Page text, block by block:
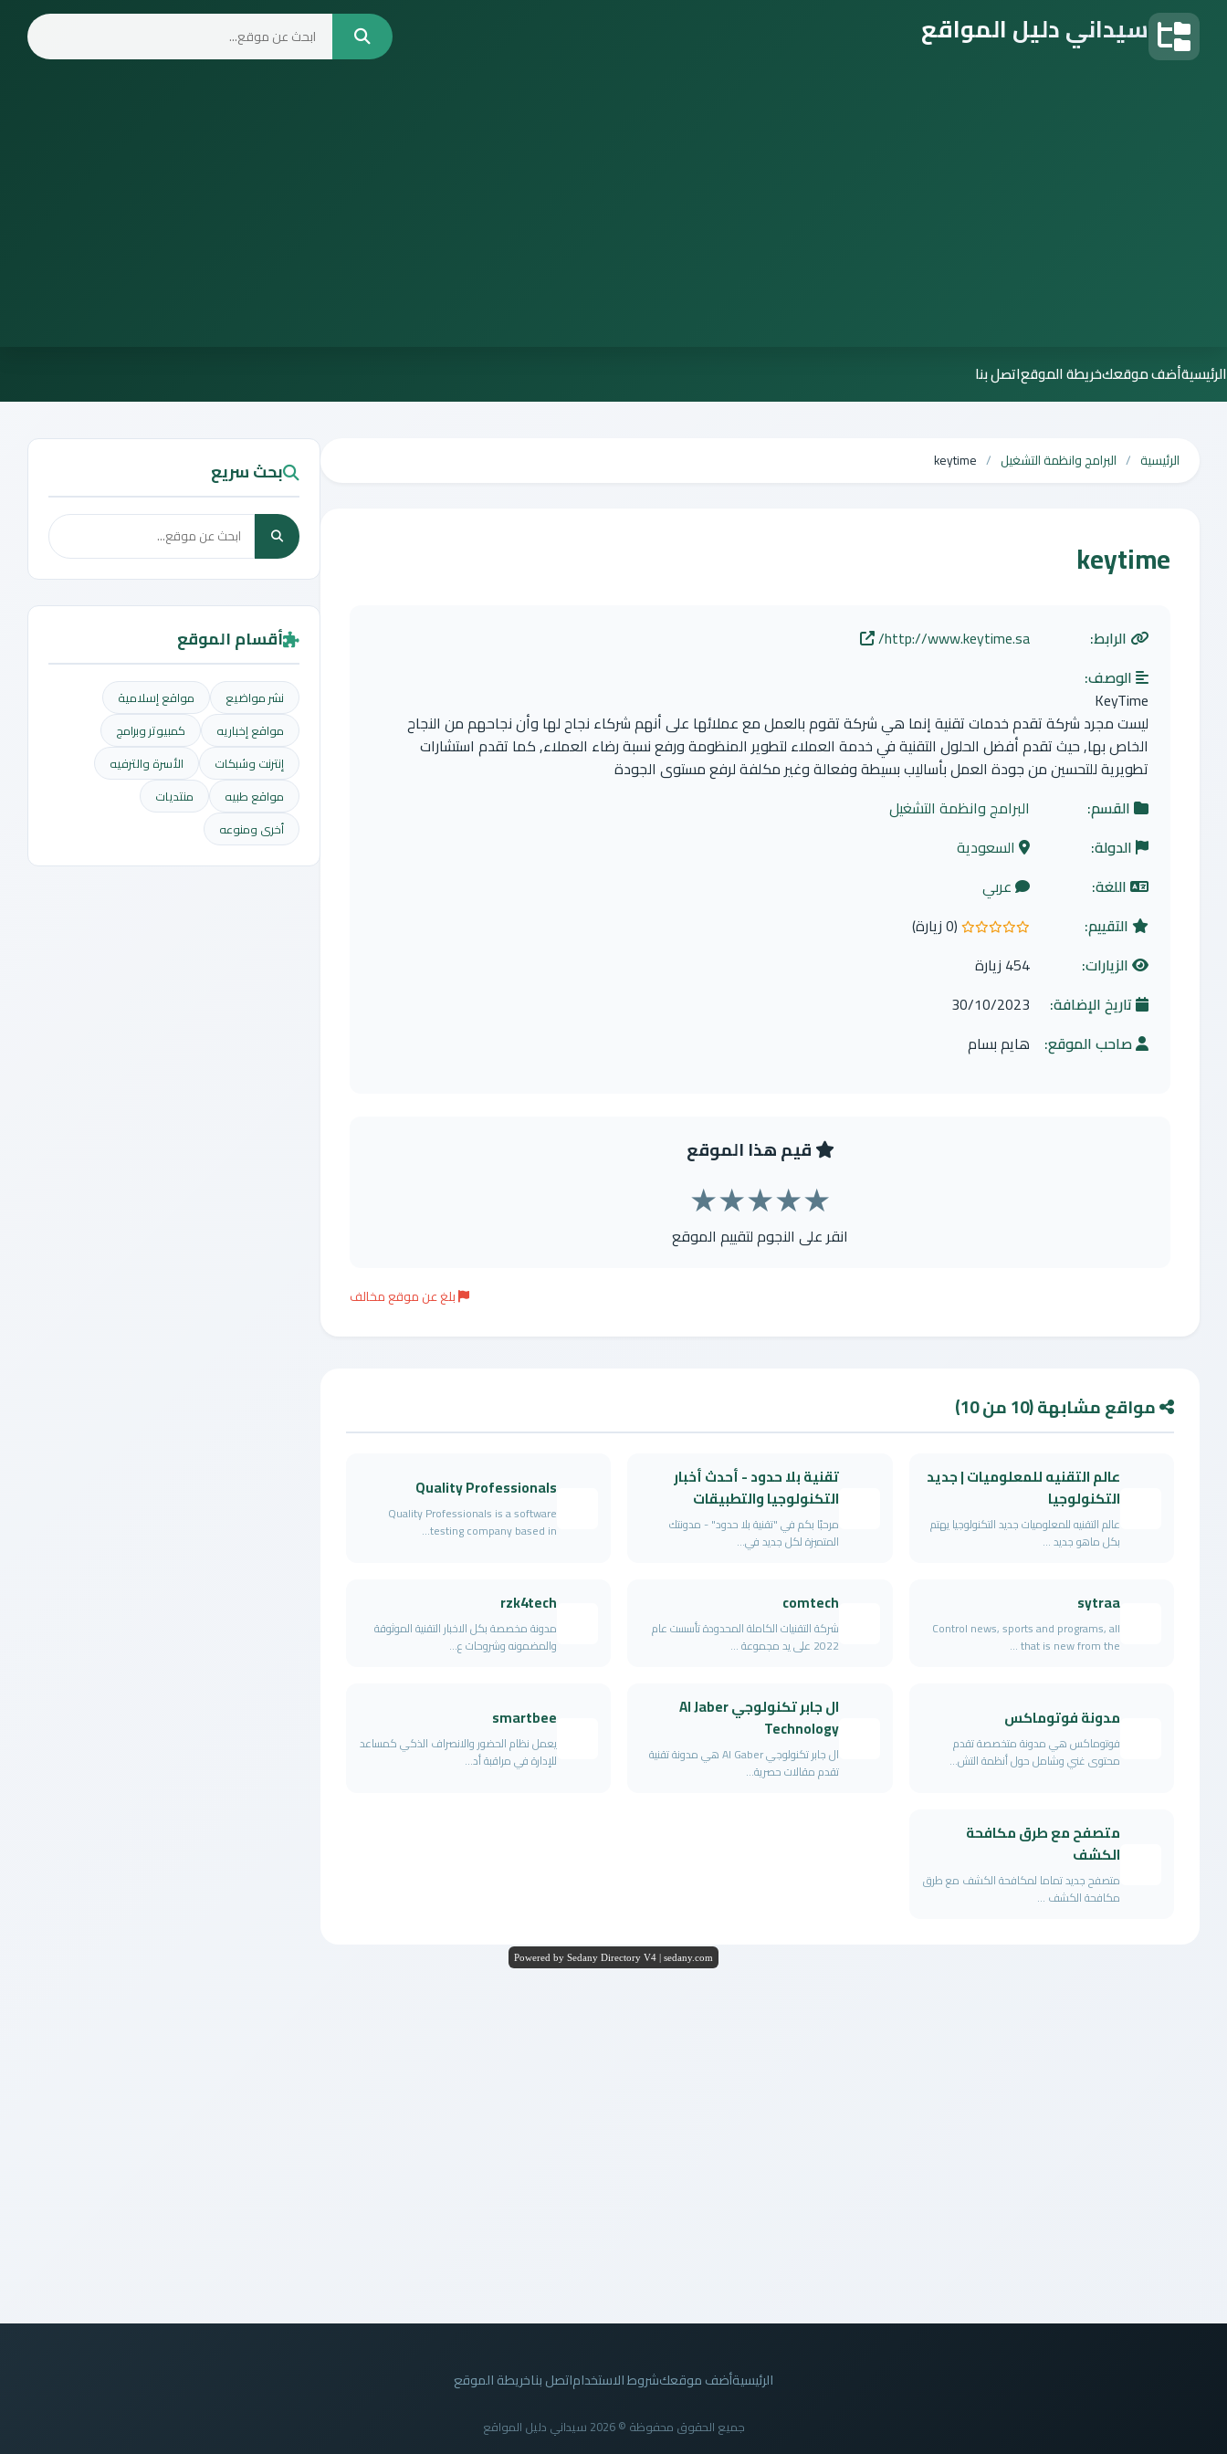
سيداني دليل المواقع
الرئيسيةأضف موقعكخريطة الموقعاتصل بنا
الرئيسية البرامج وانظمة التشغيل keytime
keytime
الرابط:
http://www.keytime.sa/
الوصف:
KeyTime
ليست مجرد شركة تقدم خدمات تقنية إنما هي شركة تقوم بالعمل مع عملائها على أنهم شركاء نجاح لها وأن نجاحهم من النجاح
الخاص بها, حيث تقدم أفضل الحلول التقنية في خدمة العملاء لتطوير المنظومة ورفع نسبة رضاء العملاء, كما تقدم استشارات
تطويرية للتحسين من جودة العمل بأساليب بسيطة وفعالة وغير مكلفة لرفع مستوى الجودة
القسم:
البرامج وانظمة التشغيل
الدولة:
السعودية
اللغة:
عربي
التقييم:
0.0 من 5 نجوم
(0 زيارة)
الزيارات:
454 زيارة
تاريخ الإضافة:
30/10/2023
صاحب الموقع: هايم بسام
قيم هذا الموقع
★
★
★
★
★
انقر على النجوم لتقييم الموقع
بلغ عن موقع مخالف
مواقع مشابهة (10 من 10)
عالم التقنيه للمعلوميات | جديد
التكنولوجيا
عالم التقنيه للمعلوميات جديد التكنولوجيا يهتم
بكل ماهو جديد ...
تقنية بلا حدود - أحدث أخبار
التكنولوجيا والتطبيقات
مرحبًا بكم في "تقنية بلا حدود" - مدونتك
المتميزة لكل جديد في...
Quality Professionals
Quality Professionals is a software
testing company based in...
sytraa
Control news, sports and programs, all
that is new from the ...
comtech
شركة التقنيات الكاملة المحدودة تأسست عام
2022 على يد مجموعة ...
rzk4tech
مدونة مخصصة بكل الاخبار التقنية الموثوقة
والمضمونه وشروحات ع...
مدونة فوتوماكس
فوتوماكس هي مدونة متخصصة تقدم
محتوى غني وشامل حول أنظمة التش...
ال جابر تكنولوجي Al Jaber
Technology
ال جابر تكنولوجي Al Gaber هي مدونة تقنية
تقدم مقالات حصرية...
smartbee
يعمل نظام الحضور والانصراف الذكي كمساعد
للإدارة في مراقبة أد...
متصفح مع طرق مكافحة
الكشف
متصفح جديد تماما لمكافحة الكشف مع طرق
مكافحة الكشف ...
بحث سريع
أقسام الموقع
نشر مواضيع
مواقع إسلامية
مواقع إخباريه
كمبيوتر وبرامج
إنترنت وشبكات
الأسرة والترفيه
مواقع طبيه
منتديات
أخرى ومنوعه
Powered by Sedany Directory V4 | sedany.com
الرئيسيةأضف موقعكشروط الاستخداماتصل بناخريطة الموقع
جميع الحقوق محفوظة © 2026 سيداني دليل المواقع